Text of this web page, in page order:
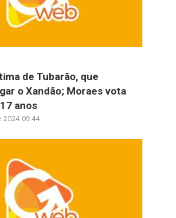
de Tubarão, que
o Xandão; Moraes vota
anos
2024 09:44